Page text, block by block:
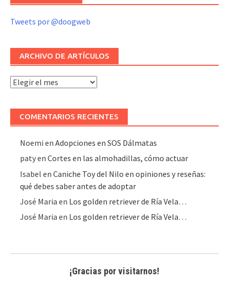
Tweets por @doogweb
ARCHIVO DE ARTÍCULOS
Archivo
COMENTARIOS RECIENTES
Noemi enAdopciones en SOS Dálmatas
patyenCortes en las almohadillas, cómo actuar
Isabel enCaniche Toy del Nilo en opiniones y reseñas:
qué debes saber antes de adoptar
José Maria en Los golden retriever de Ría Vela…
José Maria en Los golden retriever de Ría Vela…
¡Gracias por visitarnos!